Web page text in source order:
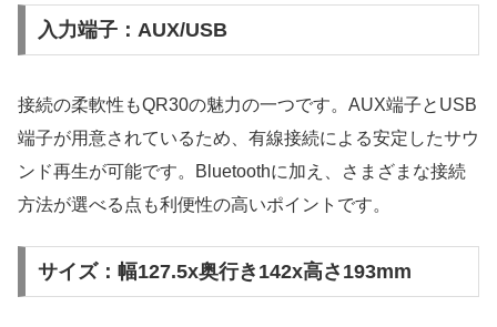
入力端子：AUX/USB
接続の柔軟性もQR30の魅力の一つです。AUX端子とUSB
端子が用意されているため、有線接続による安定したサウ
ンド再生が可能です。Bluetoothに加え、さまざまな接続
方法が選べる点も利便性の高いポイントです。
サイズ：幅127.5x奥行き142x高さ193mm